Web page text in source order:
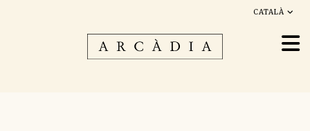
CATALÀ